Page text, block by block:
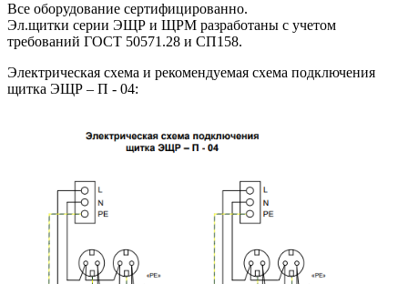
Все оборудование сертифицированно.
Эл.щитки серии ЭЩР и ЩРМ разработаны с учетом
требований ГОСТ 50571.28 и СП158.
Электрическая схема и рекомендуемая схема подключения
щитка ЭЩР – П - 04: